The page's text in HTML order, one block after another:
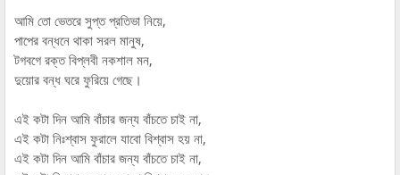
আমি তো ভেতরে সুপ্ত প্রতিভা নিয়ে,
পাপের বন্ধনে থাকা সরল মানুষ,
টগবগে রক্ত বিপ্লবী নকশাল মন,
দুয়োর বন্ধ ঘরে ফুরিয়ে গেছে।
এই কটা দিন আমি বাঁচার জন্য বাঁচতে চাই না,
এই কটা নিঃশ্বাস ফুরালে যাবো বিশ্বাস হয় না,
এই কটা দিন আমি বাঁচার জন্য বাঁচতে চাই না,